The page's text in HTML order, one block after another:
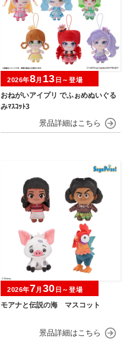
おねがいアイプリ でふぉめぬいぐる
みﾏｽｺｯﾄ3
2026年8月 13 日～登場
モアナと伝説の海 マスコット
2026年7月 30 日～登場